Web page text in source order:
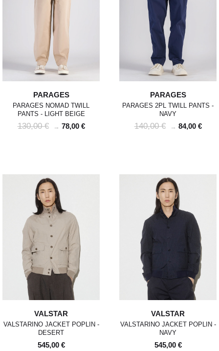
PARAGES
PARAGES NOMAD TWILL
PANTS - LIGHT BEIGE
130,00 € → 78,00 €
PARAGES
PARAGES 2PL TWILL PANTS -
NAVY
140,00 € → 84,00 €
VALSTAR
VALSTARINO JACKET POPLIN -
DESERT
545,00 €
VALSTAR
VALSTARINO JACKET POPLIN -
NAVY
545,00 €